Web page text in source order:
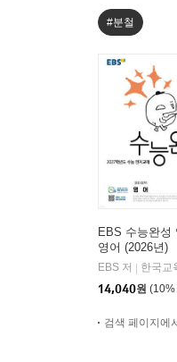
#분철
EBS 수능완성
영어 (2026년)
EBS 저
한국교육
14,040원 (10%
검색 페이지에